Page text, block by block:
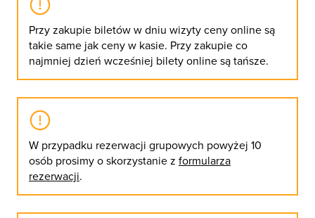
Przy zakupie biletów w dniu wizyty ceny online są
takie same jak ceny w kasie. Przy zakupie co
najmniej dzień wcześniej bilety online są tańsze.
W przypadku rezerwacji grupowych powyżej 10
osób prosimy o skorzystanie z formularza
rezerwacji.